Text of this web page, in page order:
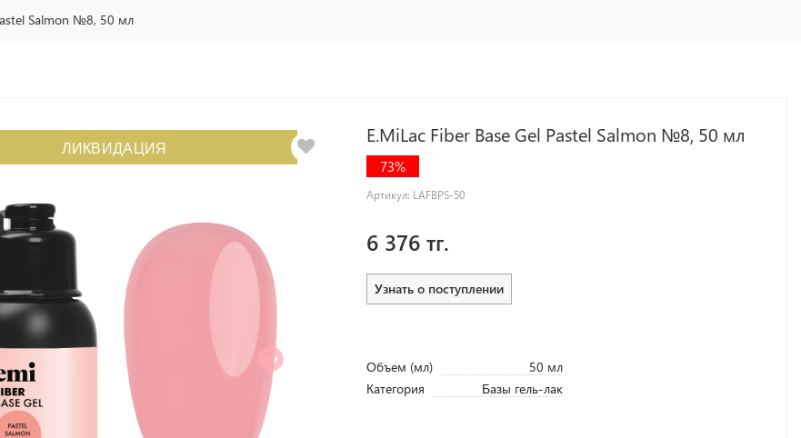
Salmon №8, 50 мл
ЛИКВИДАЦИЯ
E.MiLac Fiber Base Gel Pastel Salmon №8, 50 мл
73%
Артикул: LAFBPS-50
6 376 тг.
Узнать о поступлении
Объем (мл)
50 мл
Категория
Базы гель-лак